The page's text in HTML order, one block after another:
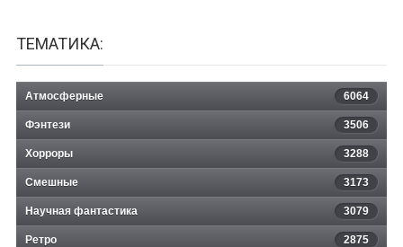
ТЕМАТИКА:
Атмосферные 6064
Фэнтези 3506
Хорроры 3288
Смешные 3173
Научная фантастика 3079
Ретро 2875